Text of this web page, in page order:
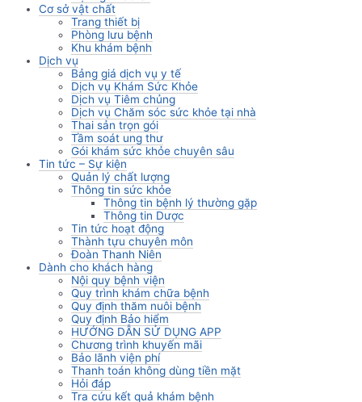
Cơ sở vật chất
Trang thiết bị
Phòng lưu bệnh
Khu khám bệnh
Dịch vụ
Bảng giá dịch vụ y tế
Dịch vụ Khám Sức Khỏe
Dịch vụ Tiêm chủng
Dịch vụ Chăm sóc sức khỏe tại nhà
Thai sản trọn gói
Tầm soát ung thư
Gói khám sức khỏe chuyên sâu
Tin tức – Sự kiện
Quản lý chất lượng
Thông tin sức khỏe
Thông tin bệnh lý thường gặp
Thông tin Dược
Tin tức hoạt động
Thành tựu chuyên môn
Đoàn Thanh Niên
Dành cho khách hàng
Nội quy bệnh viện
Quy trình khám chữa bệnh
Quy định thăm nuôi bệnh
Quy định Bảo hiểm
HƯỚNG DẪN SỬ DỤNG APP
Chương trình khuyến mãi
Bảo lãnh viện phí
Thanh toán không dùng tiền mặt
Hỏi đáp
Tra cứu kết quả khám bệnh